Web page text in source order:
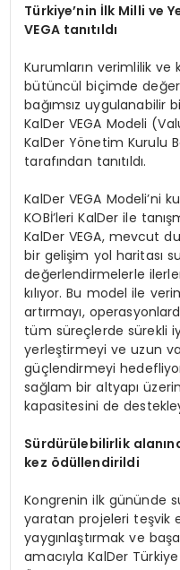
Türkiye’nin İlk Milli ve
VEGA tanıtıldı
Kurumların verimlilik
bütüncül biçimde
bağımsız uygulanabilir
KalDer VEGA Modeli
KalDer Yönetim Kurulu
tarafından tanıtıldı.
KalDer VEGA Modeli’ni
KOBİ’leri KalDer ile
KalDer VEGA, mevcut
bir gelişim yol haritası
değerlendirmelerle
kılıyor. Bu model ile
artırmayı,
tüm süreçlerde sürekli
yerleştirmeyi ve uzun
güçlendirmeyi
sağlam bir altyapı
kapasitesini de
Sürdürülebilirlik
kez ödüllendirildi
Kongrenin ilk gününde
yaratan projeleri teşvik
yaygınlaştırmak ve
amacıyla KalDer